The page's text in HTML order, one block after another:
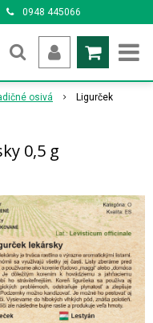
0948 445066
osivá
Ligurček
0,5 g